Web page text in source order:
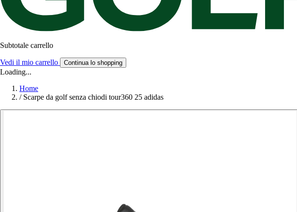
Subtotale carrello
Vedi il mio carrello Continua lo shopping
Loading...
Home
/ Scarpe da golf senza chiodi tour360 25 adidas